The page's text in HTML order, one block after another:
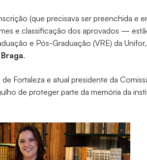
(que precisava ser preenchida e
e classificação dos aprovados —
e Pós-Graduação (VRE) da
.
Fortaleza e atual presidente da
de proteger parte da memória da